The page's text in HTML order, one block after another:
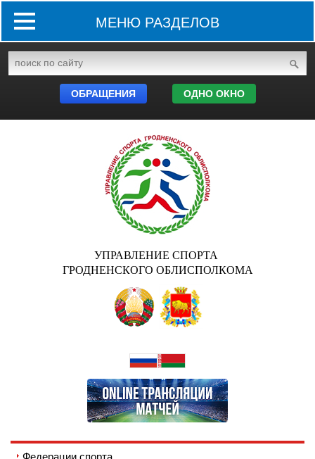
МЕНЮ РАЗДЕЛОВ
ОБРАЩЕНИЯ ОДНО ОКНО
УПРАВЛЕНИЕ СПОРТА
ГРОДНЕНСКОГО ОБЛИСПОЛКОМА
Федерации спорта